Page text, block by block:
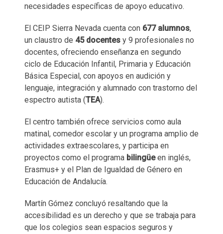
necesidades específicas de apoyo educativo.
El CEIP Sierra Nevada cuenta con 677 alumnos,
un claustro de 45 docentes y 9 profesionales no
docentes, ofreciendo enseñanza en segundo
ciclo de Educación Infantil, Primaria y Educación
Básica Especial, con apoyos en audición y
lenguaje, integración y alumnado con trastorno del
espectro autista (TEA).
El centro también ofrece servicios como aula
matinal, comedor escolar y un programa amplio de
actividades extraescolares, y participa en
proyectos como el programa bilingüeen inglés,
Erasmus+ y el Plan de Igualdad de Género en
Educación de Andalucía.
Martín Gómez concluyó resaltando que la
accesibilidad es un derecho y que se trabaja para
que los colegios sean espacios seguros y